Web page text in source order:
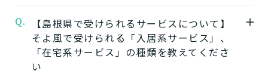
さい。
★そのほかこの介護施設について…相談した
い・資料請求したい・利用したい方はこちら
そよ風では下記のタイプの入居系施設をご用
意しています。それぞれの施設の特徴、ご利
用者様の目的、要介護度に合わせてご利用い
ただけます。
Q.
【島根県で受けられるサービスについて】
そよ風で受けられる「入居系サービス」、
「在宅系サービス」の種類を教えてくださ
い